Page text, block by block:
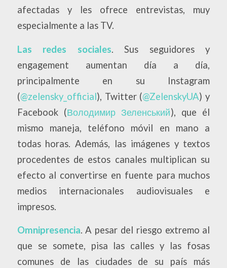
afectadas y les ofrece entrevistas, muy
especialmente a las TV.
Las redes sociales. Sus seguidores y
engagement aumentan día a día,
principalmente en su Instagram
(@zelensky_official), Twitter (@ZelenskyUA) y
Facebook (Володимир Зеленський), que él
mismo maneja, teléfono móvil en mano a
todas horas. Además, las imágenes y textos
procedentes de estos canales multiplican su
efecto al convertirse en fuente para muchos
medios internacionales audiovisuales e
impresos.
Omnipresencia. A pesar del riesgo extremo al
que se somete, pisa las calles y las fosas
comunes de las ciudades de su país más